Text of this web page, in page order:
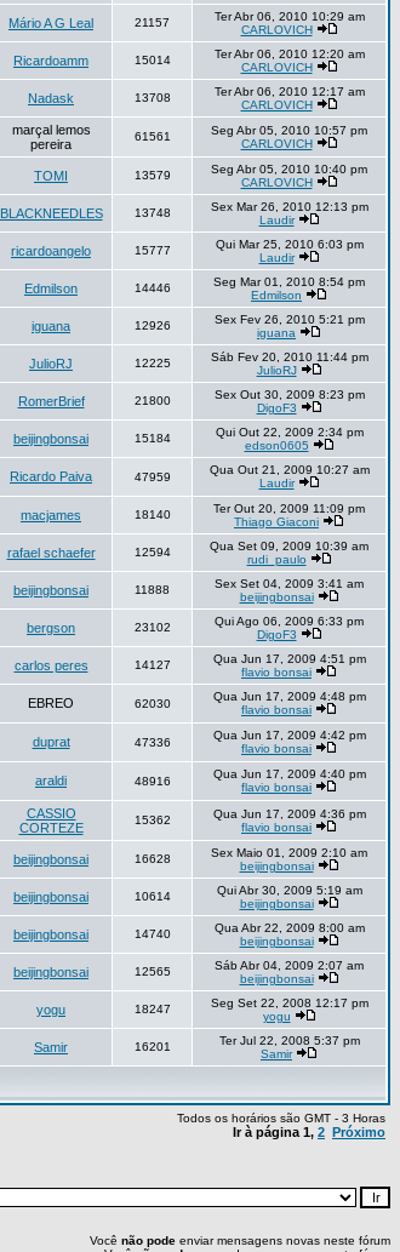
Mário A G Leal 21157
Ter Abr 06, 2010 10:29 am
CARLOVICH
Ricardoamm 15014
Ter Abr 06, 2010 12:20 am
CARLOVICH
Nadask 13708
Ter Abr 06, 2010 12:17 am
CARLOVICH
marçal lemos
pereira
61561
Seg Abr 05, 2010 10:57 pm
CARLOVICH
TOMI 13579
Seg Abr 05, 2010 10:40 pm
CARLOVICH
BLACKNEEDLES 13748
Sex Mar 26, 2010 12:13 pm
Laudir
ricardoangelo 15777
Qui Mar 25, 2010 6:03 pm
Laudir
Edmilson 14446
Seg Mar 01, 2010 8:54 pm
Edmilson
iguana 12926
Sex Fev 26, 2010 5:21 pm
iguana
JulioRJ 12225
Sáb Fev 20, 2010 11:44 pm
JulioRJ
RomerBrief 21800
Sex Out 30, 2009 8:23 pm
DigoF3
beijingbonsai 15184
Qui Out 22, 2009 2:34 pm
edson0605
Ricardo Paiva 47959
Qua Out 21, 2009 10:27 am
Laudir
macjames 18140
Ter Out 20, 2009 11:09 pm
Thiago Giaconi
rafael schaefer 12594
Qua Set 09, 2009 10:39 am
rudi_paulo
beijingbonsai 11888
Sex Set 04, 2009 3:41 am
beijingbonsai
bergson 23102
Qui Ago 06, 2009 6:33 pm
DigoF3
carlos peres 14127
Qua Jun 17, 2009 4:51 pm
flavio bonsai
EBREO 62030
Qua Jun 17, 2009 4:48 pm
flavio bonsai
duprat 47336
Qua Jun 17, 2009 4:42 pm
flavio bonsai
araldi 48916
Qua Jun 17, 2009 4:40 pm
flavio bonsai
CASSIO
CORTEZE
15362
Qua Jun 17, 2009 4:36 pm
flavio bonsai
beijingbonsai 16628
Sex Maio 01, 2009 2:10 am
beijingbonsai
beijingbonsai 10614
Qui Abr 30, 2009 5:19 am
beijingbonsai
beijingbonsai 14740
Qua Abr 22, 2009 8:00 am
beijingbonsai
beijingbonsai 12565
Sáb Abr 04, 2009 2:07 am
beijingbonsai
yogu 18247
Seg Set 22, 2008 12:17 pm
yogu
Samir 16201
Ter Jul 22, 2008 5:37 pm
Samir
Todos os horários são GMT - 3 Horas
Ir à página 1, 2 Próximo
Você não pode enviar mensagens novas neste fórum